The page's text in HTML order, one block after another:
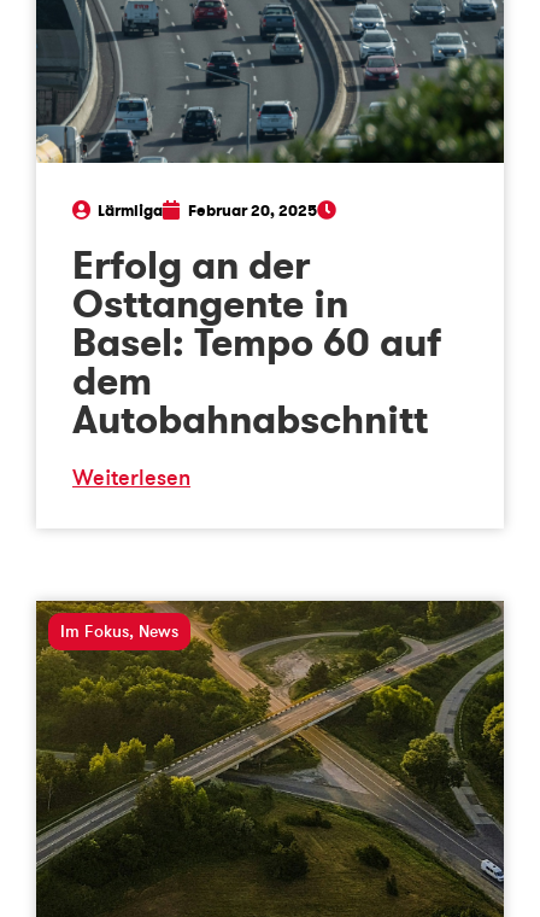
Lärmliga Februar 20, 2025
Erfolg an der
Osttangente in
Basel: Tempo 60 auf
dem
Autobahnabschnitt
Weiterlesen
Im Fokus, News